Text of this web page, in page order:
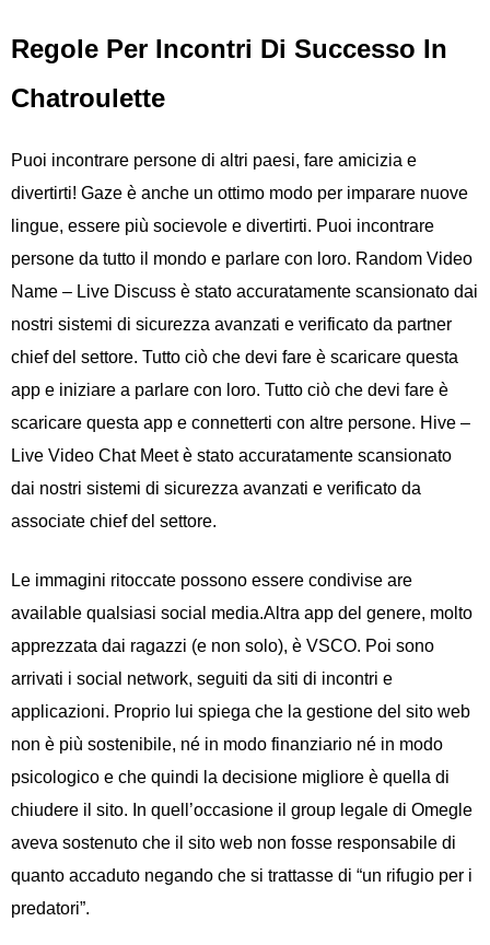
Regole Per Incontri Di Successo In
Chatroulette
Puoi incontrare persone di altri paesi, fare amicizia e
divertirti! Gaze è anche un ottimo modo per imparare nuove
lingue, essere più socievole e divertirti. Puoi incontrare
persone da tutto il mondo e parlare con loro. Random Video
Name – Live Discuss è stato accuratamente scansionato dai
nostri sistemi di sicurezza avanzati e verificato da partner
chief del settore. Tutto ciò che devi fare è scaricare questa
app e iniziare a parlare con loro. Tutto ciò che devi fare è
scaricare questa app e connetterti con altre persone. Hive –
Live Video Chat Meet è stato accuratamente scansionato
dai nostri sistemi di sicurezza avanzati e verificato da
associate chief del settore.
Le immagini ritoccate possono essere condivise are
available qualsiasi social media.Altra app del genere, molto
apprezzata dai ragazzi (e non solo), è VSCO. Poi sono
arrivati ​​i social network, seguiti da siti di incontri e
applicazioni. Proprio lui spiega che la gestione del sito web
non è più sostenibile, né in modo finanziario né in modo
psicologico e che quindi la decisione migliore è quella di
chiudere il sito. In quell’occasione il group legale di Omegle
aveva sostenuto che il sito web non fosse responsabile di
quanto accaduto negando che si trattasse di “un rifugio per i
predatori”.